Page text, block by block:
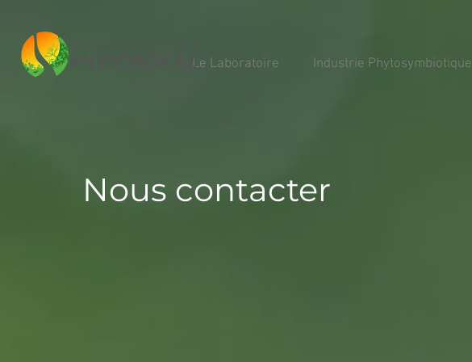
Le Laboratoire Industrie Phytosymbiotique
Nous contacter